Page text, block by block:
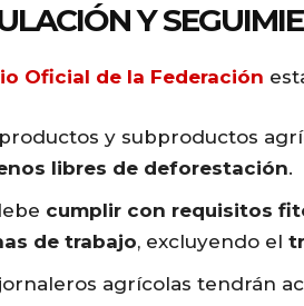
Y
Oficial de la Federación
y subproductos
libres de deforestación.
cumplir con requisitos
de trabajo, excluyendo el
agrícolas tendrán